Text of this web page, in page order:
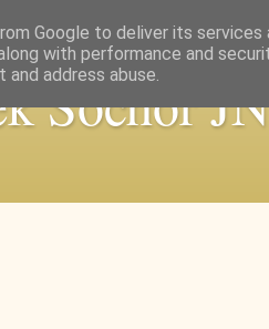
Sochor
Google to deliver its
with performance and
address abuse.